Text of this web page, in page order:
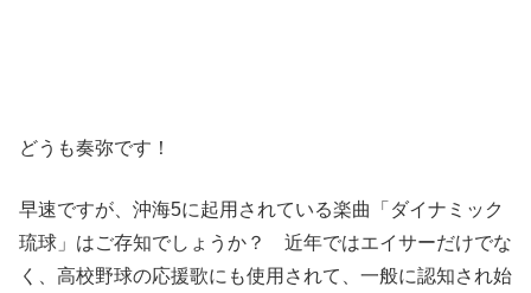
どうも奏弥です！
早速ですが、沖海5に起⽤されている楽曲「ダイナミック
琉球」はご存知でしょうか？ 近年ではエイサーだけでな
く、⾼校野球の応援歌にも使⽤されて、⼀般に認知され始